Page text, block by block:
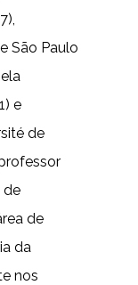
São Paulo
e
de
de
de
da
nos